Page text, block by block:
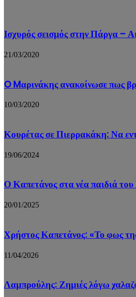
Ισχυρός σεισμός στην Πάργα –
21/03/2020
O Mαρινάκης ανακοίνωσε πως
10/03/2020
Κουρέτας σε Πιερρακάκη: Να
19/06/2024
Ο Καπετάνος στα νέα παιδιά
20/01/2025
Χρήστος Καπετάνος: «Το φως
11/04/2026
Λαμπρούλης: Ζημιές λόγω